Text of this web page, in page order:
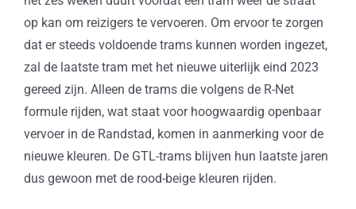
op kan om reizigers te vervoeren. Om ervoor te zorgen
dat er steeds voldoende trams kunnen worden ingezet,
zal de laatste tram met het nieuwe uiterlijk eind 2023
gereed zijn. Alleen de trams die volgens de R-Net
formule rijden, wat staat voor hoogwaardig openbaar
vervoer in de Randstad, komen in aanmerking voor de
nieuwe kleuren. De GTL-trams blijven hun laatste jaren
dus gewoon met de rood-beige kleuren rijden.